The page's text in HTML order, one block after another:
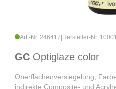
Art.-Nr. 246417 Hersteller-Nr.
GC Optiglaze color
Oberflächenversiegelung,
indirekte Composite- und